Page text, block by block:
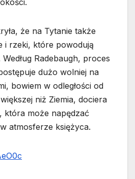
że na Tytanie także
i rzeki, które powodują
Radebaugh, proces
dużo wolniej na
bowiem w odległości od
niż Ziemia, dociera
która może napędzać
atmosferze księżyca.